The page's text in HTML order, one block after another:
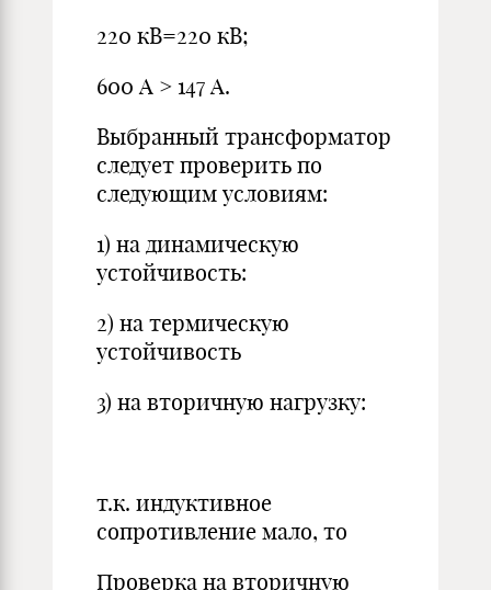
220 кВ=220 кВ;
600 А > 147 А.
Выбранный трансформатор
следует проверить по
следующим условиям:
1) на динамическую
устойчивость:
2) на термическую
устойчивость
3) на вторичную нагрузку:
т.к. индуктивное
сопротивление мало, то
Проверка на вторичную